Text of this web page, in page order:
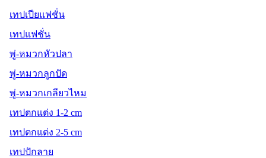
เทปเปียแฟชั่น
เทปแฟชั่น
พู่-หมวกหัวปลา
พู่-หมวกลูกปัด
พู่-หมวกเกลียวไหม
เทปตกแต่ง 1-2 cm
เทปตกแต่ง 2-5 cm
เทปปักลาย